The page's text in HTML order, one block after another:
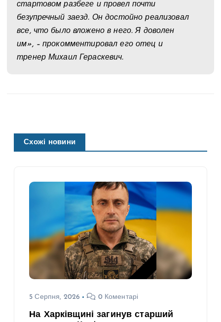
стартовом разбеге и провел почти
безупречный заезд. Он достойно реализовал
все, что было вложено в него. Я доволен
им», – прокомментировал его отец и
тренер Михаил Гераскевич.
Схожі новини
5 Серпня, 2026 0 Коментарі
На Харківщині загинув старший